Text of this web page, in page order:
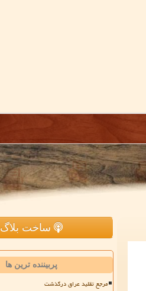
ساخت بلاگ
پربیننده ترین ها
مرجع تقلید عراق درگذشت